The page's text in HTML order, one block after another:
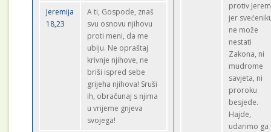
Jeremija
18,23
A ti, Gospode, znaš
svu osnovu njihovu
proti meni, da me
ubiju. Ne opraštaj
krivnje njihove, ne
briši ispred sebe
grijeha njihova! Sruši
ih, obračunaj s njima
u vrijeme gnjeva
svojega!
protiv
jer
ne može
nestati
Zakona, ni
mudrome
savjeta, ni
proroku
besjede.
Hajde,
udarimo ga